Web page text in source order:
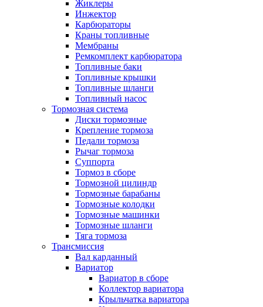
Жиклеры
Инжектор
Карбюраторы
Краны топливные
Мембраны
Ремкомплект карбюратора
Топливные баки
Топливные крышки
Топливные шланги
Топливный насос
Тормозная система
Диски тормозные
Крепление тормоза
Педали тормоза
Рычаг тормоза
Суппорта
Тормоз в сборе
Тормозной цилиндр
Тормозные барабаны
Тормозные колодки
Тормозные машинки
Тормозные шланги
Тяга тормоза
Трансмиссия
Вал карданный
Вариатор
Вариатор в сборе
Коллектор вариатора
Крыльчатка вариатора